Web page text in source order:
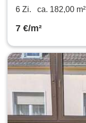
1.200 € 182 m²
6 Zi. ca. 182,00 m²
7 €/m²